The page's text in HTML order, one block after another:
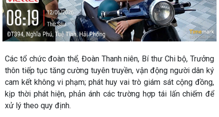
Các tổ chức đoàn thể, Đoàn Thanh niên, Bí thư Chi bộ, Trưởng
thôn tiếp tục tăng cường tuyên truyền, vận động người dân ký
cam kết không vi phạm; phát huy vai trò giám sát cộng đồng,
kịp thời phát hiện, phản ánh các trường hợp tái lấn chiếm để
xử lý theo quy định.